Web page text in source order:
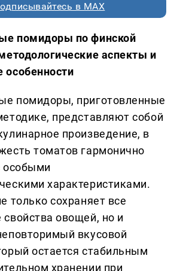
в MAX
помидоры по финской
аспекты и
особенности
помидоры, приготовленные
представляют собой
произведение, в
томатов гармонично
особыми
характеристиками.
только сохраняет все
свойства овощей, но и
вкусовой
остается стабильным
хранении при